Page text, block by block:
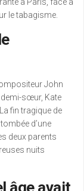
le tabagisme.
John
sœur, Kate
fin tragique de
d’une
deux parents
nuits
âge avait